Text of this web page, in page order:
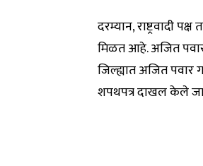
दरम्यान, राष्ट्रवादी
मिळत आहे. अजित
जिल्ह्यात अजित
शपथपत्र दाखल केले